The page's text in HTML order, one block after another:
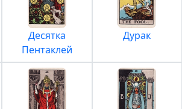
Десятка
Пентаклей
Дурак